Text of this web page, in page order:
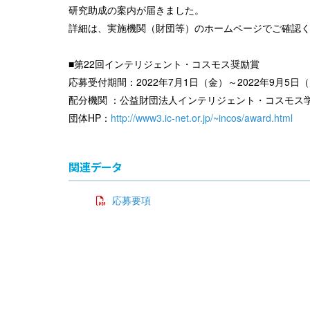
研究助成の案内が届きました。
詳細は、実施機関（財団等）のホームページでご確認く
■第22回インテリジェント・コスモス奨励賞
応募受付期間：2022年7月1日（金）～2022年9月5日（
配分機関 ：公益財団法人インテリジェント・コスモス
団体HP： http://www3.ic-net.or.jp/~incos/award.html
関連データ
応募要項